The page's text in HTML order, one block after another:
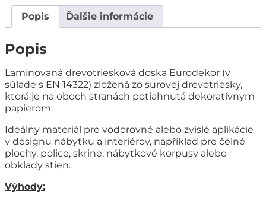
Popis Ďalšie informácie
Popis
Laminovaná drevotriesková doska Eurodekor (v
súlade s EN 14322) zložená zo surovej drevotriesky,
ktorá je na oboch stranách potiahnutá dekoratívnym
papierom.
Ideálny materiál pre vodorovné alebo zvislé aplikácie
v designu nábytku a interiérov, například pre čelné
plochy, police, skrine, nábytkové korpusy alebo
obklady stien.
Výhody: